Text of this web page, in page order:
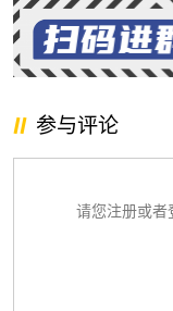
参与评论
请您注册或者